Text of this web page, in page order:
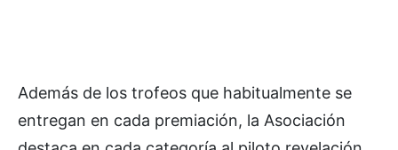
Además de los trofeos que habitualmente se
entregan en cada premiación, la Asociación